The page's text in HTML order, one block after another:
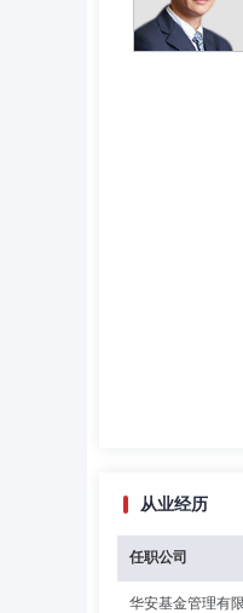
从业经历
任职公司
华安基金管理有